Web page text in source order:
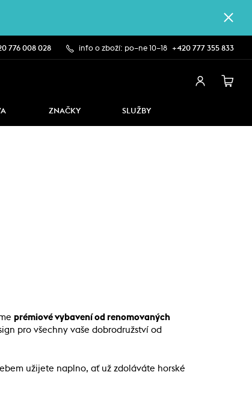
776 008 028 info o zboží: po–ne 10–18 +420 777 355 833
ZNAČKY SLUŽBY
prémiové vybavení od renomovaných
pro všechny vaše dobrodružství od
užijete naplno, ať už zdoláváte horské